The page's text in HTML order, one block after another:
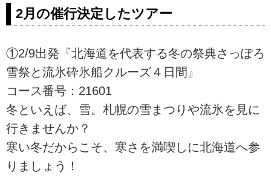
2月の催行決定したツアー
①2/9出発『北海道を代表する冬の祭典さっぽろ
雪祭と流氷砕氷船クルーズ４日間』
コース番号：21601
冬といえば、雪。札幌の雪まつりや流氷を見に
行きませんか？
寒い冬だからこそ、寒さを満喫しに北海道へ参
りましょう！